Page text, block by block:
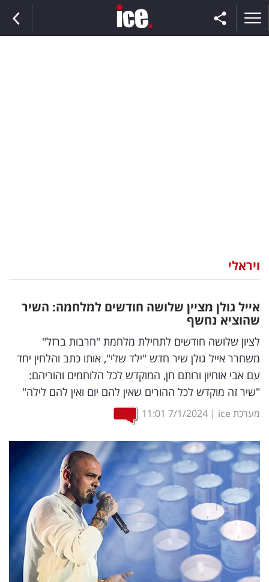
וצרכנות
דיגיטל
וטק
שיווק
ופרסום
משפט
מדדים
ומחקרים
דעות
רכילות
עסקית
קריפטו
ויראלי
אייל גולן מציין שלושה חודשים למלחמה: השיר
שהוציא נחשף
לציון שלושה חודשים לתחילת מלחמת "חרבות ברזל"
משחרר אייל גולן שיר חדש "ילד שלי", אותו כתב והלחין יחד
עם אבי אוחיון ורותם חן, המוקדש לכל הלוחמים והוריהם:
"שיר זה מוקדש לכל ההורים שאין להם יום ואין להם לילה"
מערכת ice |
7/1/2024
11:01